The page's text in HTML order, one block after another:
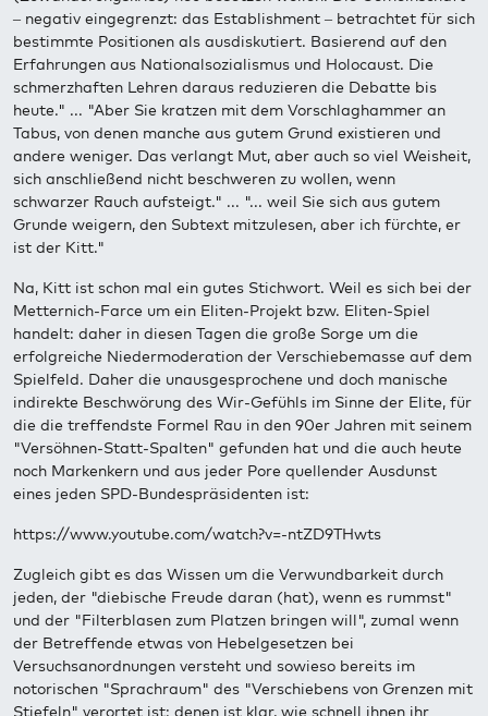
– negativ eingegrenzt: das Establishment – betrachtet für sich
bestimmte Positionen als ausdiskutiert. Basierend auf den
Erfahrungen aus Nationalsozialismus und Holocaust. Die
schmerzhaften Lehren daraus reduzieren die Debatte bis
heute." ... "Aber Sie kratzen mit dem Vorschlaghammer an
Tabus, von denen manche aus gutem Grund existieren und
andere weniger. Das verlangt Mut, aber auch so viel Weisheit,
sich anschließend nicht beschweren zu wollen, wenn
schwarzer Rauch aufsteigt." ... "... weil Sie sich aus gutem
Grunde weigern, den Subtext mitzulesen, aber ich fürchte, er
ist der Kitt."
Na, Kitt ist schon mal ein gutes Stichwort. Weil es sich bei der
Metternich-Farce um ein Eliten-Projekt bzw. Eliten-Spiel
handelt: daher in diesen Tagen die große Sorge um die
erfolgreiche Niedermoderation der Verschiebemasse auf dem
Spielfeld. Daher die unausgesprochene und doch manische
indirekte Beschwörung des Wir-Gefühls im Sinne der Elite, für
die die treffendste Formel Rau in den 90er Jahren mit seinem
"Versöhnen-Statt-Spalten" gefunden hat und die auch heute
noch Markenkern und aus jeder Pore quellender Ausdunst
eines jeden SPD-Bundespräsidenten ist:
https://www.youtube.com/watch?v=-ntZD9THwts
Zugleich gibt es das Wissen um die Verwundbarkeit durch
jeden, der "diebische Freude daran (hat), wenn es rummst"
und der "Filterblasen zum Platzen bringen will", zumal wenn
der Betreffende etwas von Hebelgesetzen bei
Versuchsanordnungen versteht und sowieso bereits im
notorischen "Sprachraum" des "Verschiebens von Grenzen mit
Stiefeln" verortet ist: denen ist klar, wie schnell ihnen ihr